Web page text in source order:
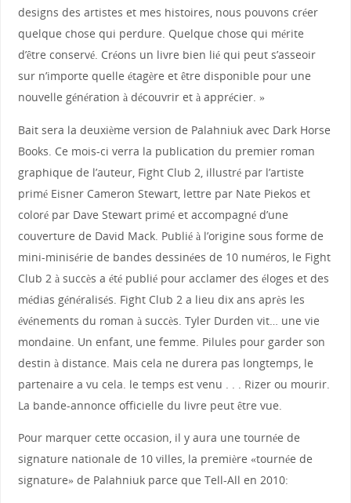
designs des artistes et mes histoires, nous pouvons créer
quelque chose qui perdure. Quelque chose qui mérite
d’être conservé. Créons un livre bien lié qui peut s’asseoir
sur n’importe quelle étagère et être disponible pour une
nouvelle génération à découvrir et à apprécier. »
Bait sera la deuxième version de Palahniuk avec Dark Horse
Books. Ce mois-ci verra la publication du premier roman
graphique de l’auteur, Fight Club 2, illustré par l’artiste
primé Eisner Cameron Stewart, lettre par Nate Piekos et
coloré par Dave Stewart primé et accompagné d’une
couverture de David Mack. Publié à l’origine sous forme de
mini-minisérie de bandes dessinées de 10 numéros, le Fight
Club 2 à succès a été publié pour acclamer des éloges et des
médias généralisés. Fight Club 2 a lieu dix ans après les
événements du roman à succès. Tyler Durden vit… une vie
mondaine. Un enfant, une femme. Pilules pour garder son
destin à distance. Mais cela ne durera pas longtemps, le
partenaire a vu cela. le temps est venu . . . Rizer ou mourir.
La bande-annonce officielle du livre peut être vue.
Pour marquer cette occasion, il y aura une tournée de
signature nationale de 10 villes, la première «tournée de
signature» de Palahniuk parce que Tell-All en 2010: